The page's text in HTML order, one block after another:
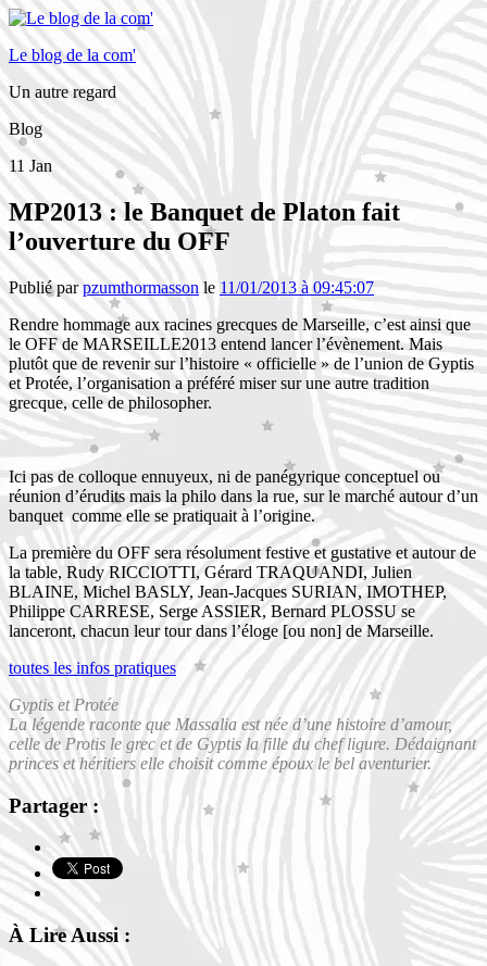
Le blog de la com'
Un autre regard
Blog
11 Jan
MP2013 : le Banquet de Platon fait
l’ouverture du OFF
Publié parpzumthormasson le 11/01/2013 à 09:45:07
Rendre hommage aux racines grecques de Marseille, c’est ainsi que
le OFF de MARSEILLE2013 entend lancer l’évènement. Mais
plutôt que de revenir sur l’histoire « officielle » de l’union de Gyptis
et Protée, l’organisation a préféré miser sur une autre tradition
grecque, celle de philosopher.
Ici pas de colloque ennuyeux, ni de panégyrique conceptuel ou
réunion d’érudits mais la philo dans la rue, sur le marché autour d’un
banquet comme elle se pratiquait à l’origine.
La première du OFF sera résolument festive et gustative et autour de
la table, Rudy RICCIOTTI, Gérard TRAQUANDI, Julien
BLAINE, Michel BASLY, Jean-Jacques SURIAN, IMOTHEP,
Philippe CARRESE, Serge ASSIER, Bernard PLOSSU se
lanceront, chacun leur tour dans l’éloge [ou non] de Marseille.
toutes les infos pratiques
Gyptis et Protée
La légende raconte que Massalia est née d’une histoire d’amour,
celle de Protis le grec et de Gyptis la fille du chef ligure. Dédaignant
princes et héritiers elle choisit comme époux le bel aventurier.
Partager :
À Lire Aussi :